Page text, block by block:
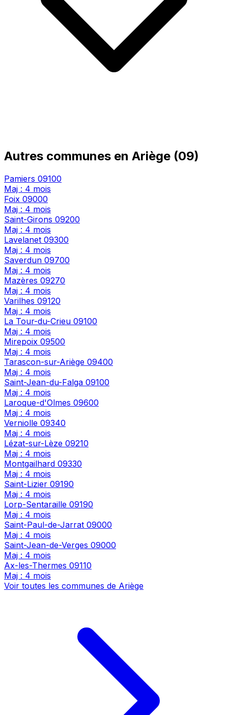
Autres communes en Ariège (09)
Pamiers 09100
Maj : 4 mois
Foix 09000
Maj : 4 mois
Saint-Girons 09200
Maj : 4 mois
Lavelanet 09300
Maj : 4 mois
Saverdun 09700
Maj : 4 mois
Mazères 09270
Maj : 4 mois
Varilhes 09120
Maj : 4 mois
La Tour-du-Crieu 09100
Maj : 4 mois
Mirepoix 09500
Maj : 4 mois
Tarascon-sur-Ariège 09400
Maj : 4 mois
Saint-Jean-du-Falga 09100
Maj : 4 mois
Laroque-d'Olmes 09600
Maj : 4 mois
Verniolle 09340
Maj : 4 mois
Lézat-sur-Lèze 09210
Maj : 4 mois
Montgailhard 09330
Maj : 4 mois
Saint-Lizier 09190
Maj : 4 mois
Lorp-Sentaraille 09190
Maj : 4 mois
Saint-Paul-de-Jarrat 09000
Maj : 4 mois
Saint-Jean-de-Verges 09000
Maj : 4 mois
Ax-les-Thermes 09110
Maj : 4 mois
Voir toutes les communes de Ariège